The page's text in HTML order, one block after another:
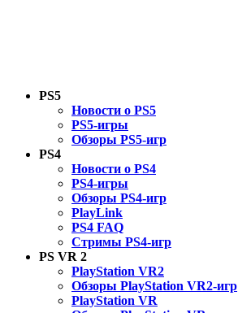
PS5
Новости о PS5
PS5-игры
Обзоры PS5-игр
PS4
Новости о PS4
PS4-игры
Обзоры PS4-игр
PlayLink
PS4 FAQ
Стримы PS4-игр
PS VR 2
PlayStation VR2
Обзоры PlayStation VR2-игр
PlayStation VR